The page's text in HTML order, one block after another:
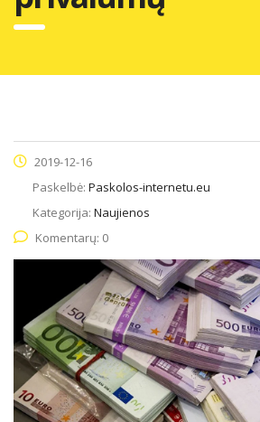
2019-12-16
Paskelbė: Paskolos-internetu.eu
Kategorija: Naujienos
Komentarų: 0